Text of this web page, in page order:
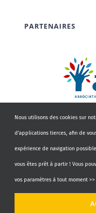
PARTENAIRES
Nous utilisons des cookies sur
d'applications tierces, afin de
expérience de navigation
vous êtes prêt à partir ! Vous
vos paramètres à tout moment >>